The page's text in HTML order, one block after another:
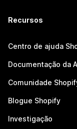
Recursos
Centro de ajuda
Documentação da
Comunidade
Blogue Shopify
Investigação